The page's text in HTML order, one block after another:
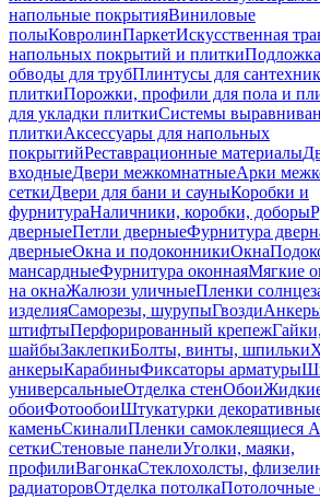
напольные покрытияВиниловые
полыКовролинПаркетИскусственная
напольных покрытий и плиткиПодложка
обводы для трубПлинтусы для
плиткиПорожки, профили для пола и
для укладки плиткиСистемы
плиткиАксессуары для напольных
покрытийРеставрационные материалы
входныеДвери межкомнатныеАрки
сеткиДвери для бани и сауныКоробки и
фурнитураНаличники, коробки, доборы
дверныеПетли дверныеФурнитура
дверныеОкна и подоконникиОкна
мансардныеФурнитура оконнаяМягкие
на окнаЖалюзи уличныеПленки
изделияСаморезы, шурупыГвозди
штифтыПерфорированный крепежГайки,
шайбыЗаклепкиБолты, винты, шпильки
анкерыКарабиныФиксаторы арматуры
универсальныеОтделка стенОбои
обоиФотообоиШтукатурки
каменьСкиналиПленки самоклеящиеся
сеткиСтеновые панелиУголки, маяки,
профилиВагонкаСтеклохолсты,
радиаторовОтделка потолкаПотолочные